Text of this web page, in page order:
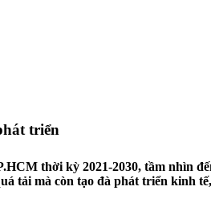
triển
thời kỳ 2021-2030, tầm nhìn
tải mà còn tạo đà phát triển kinh